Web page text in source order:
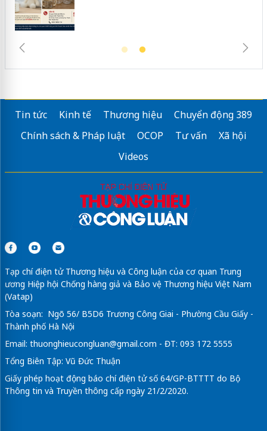
Tin tức Kinh tế Thương hiệu
Chuyển động 389
Chính sách & Pháp luật
OCOP Tư vấn
Xã hội
Videos
Tạp chí điện tử Thương hiệu và Công luận của cơ quan Trung
ương Hiệp hội Chống hàng giả và Bảo vệ Thương hiệu Việt Nam
(Vatap)
Tòa soạn: Ngõ 56/ B5D6 Trương Công Giai - Phường Cầu Giấy -
Thành phố Hà Nội
Email: thuonghieucongluan@gmail.com - ĐT: 093 172 5555
Tổng Biên Tập: Vũ Đức Thuận
Giấy phép hoạt động báo chí điện tử số 64/GP-BTTTT do Bộ
Thông tin và Truyền thông cấp ngày 21/2/2020.